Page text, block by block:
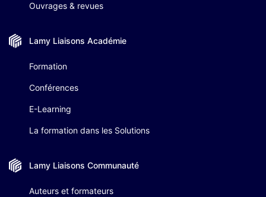
Ouvrages & revues
Lamy Liaisons Académie
Formation
Conférences
E-Learning
La formation dans les Solutions
Lamy Liaisons Communauté
Auteurs et formateurs